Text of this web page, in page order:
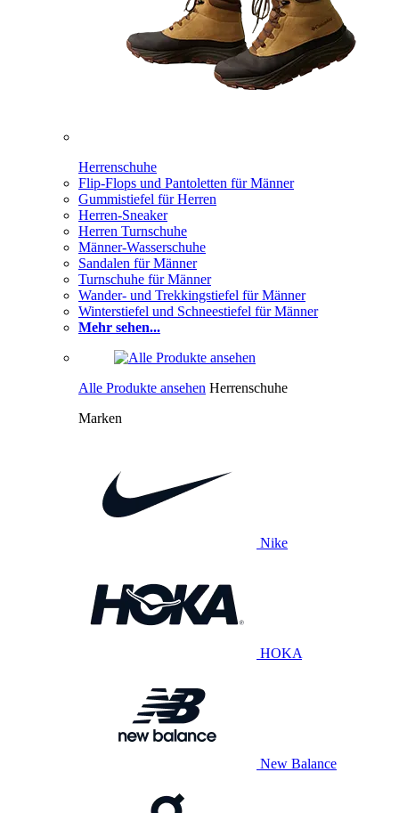
Herrenschuhe
Flip-Flops und Pantoletten für Männer
Gummistiefel für Herren
Herren-Sneaker
Herren Turnschuhe
Männer-Wasserschuhe
Sandalen für Männer
Turnschuhe für Männer
Wander- und Trekkingstiefel für Männer
Winterstiefel und Schneestiefel für Männer
Mehr sehen...
Alle Produkte ansehen Herrenschuhe
Marken
Nike
HOKA
New Balance